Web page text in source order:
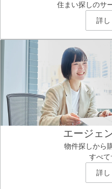
住まい探しのサ
詳し
エージェ
物件探しから
すべて
詳し